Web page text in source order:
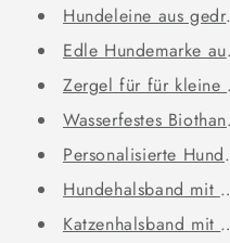
Hundeleine aus
Edle Hundemarke
Zergel für für kleine
Wasserfestes
Personalisierte
Hundehalsband mit
Katzenhalsband mit